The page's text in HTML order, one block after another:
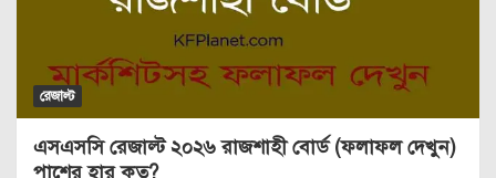
রেজাল্ট
এসএসসি রেজাল্ট ২০২৬ রাজশাহী বোর্ড (ফলাফল দেখুন)
পাশের হার কত?